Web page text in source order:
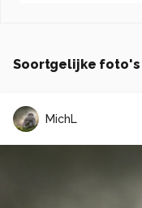
Soortgelijke foto's
MichL